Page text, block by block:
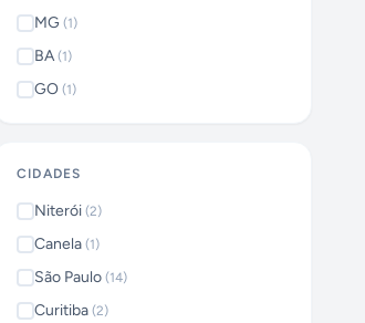
MG (1)
BA (1)
GO (1)
CIDADES
Niterói (2)
Canela (1)
São Paulo (14)
Curitiba (2)